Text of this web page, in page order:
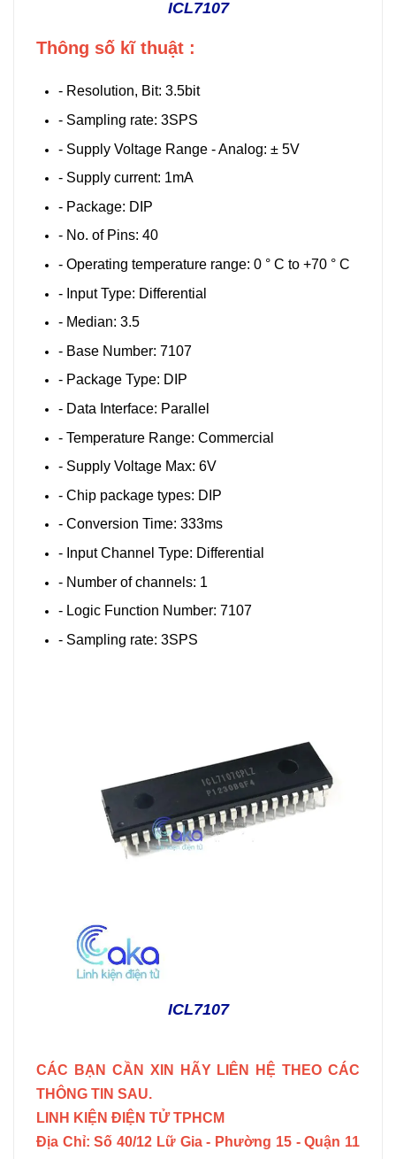
ICL7107
Thông số kĩ thuật :
- Resolution, Bit: 3.5bit
- Sampling rate: 3SPS
- Supply Voltage Range - Analog: ± 5V
- Supply current: 1mA
- Package: DIP
- No. of Pins: 40
- Operating temperature range: 0 ° C to +70 ° C
- Input Type: Differential
- Median: 3.5
- Base Number: 7107
- Package Type: DIP
- Data Interface: Parallel
- Temperature Range: Commercial
- Supply Voltage Max: 6V
- Chip package types: DIP
- Conversion Time: 333ms
- Input Channel Type: Differential
- Number of channels: 1
- Logic Function Number: 7107
- Sampling rate: 3SPS
ICL7107
CÁC BẠN CẦN XIN HÃY LIÊN HỆ THEO CÁC
THÔNG TIN SAU.
LINH KIỆN ĐIỆN TỬ TPHCM
Địa Chỉ: Số 40/12 Lữ Gia - Phường 15 - Quận 11